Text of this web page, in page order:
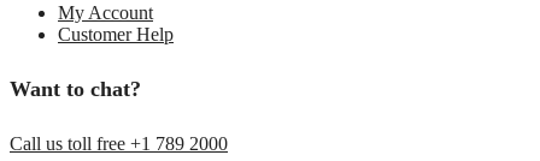
My Account
Customer Help
Want to chat?
Call us toll free +1 789 2000